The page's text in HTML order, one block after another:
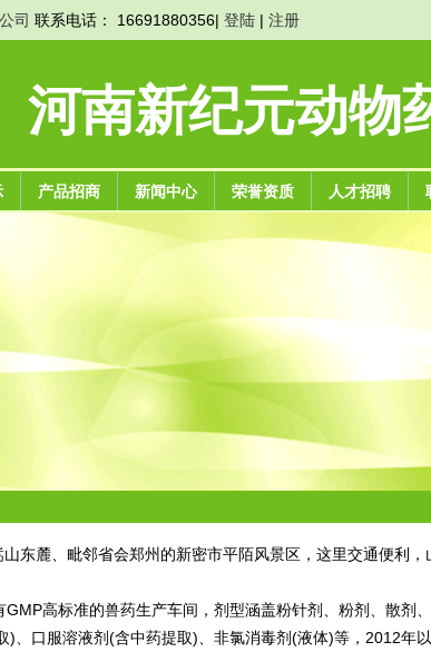
司 联系电话： 16691880356| 登陆 | 注册
河南新纪元动物
产品招商 新闻中心 荣誉资质 人才招聘
东麓、毗邻省会郑州的新密市平陌风景区，这里交通便利
高标准的兽药生产车间，剂型涵盖粉针剂、粉剂、散剂
)、口服溶液剂(含中药提取)、非氯消毒剂(液体)等，2012年